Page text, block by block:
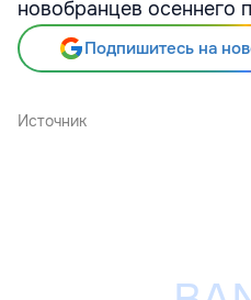
новобранцев осеннего
Подпишитесь на
Источник